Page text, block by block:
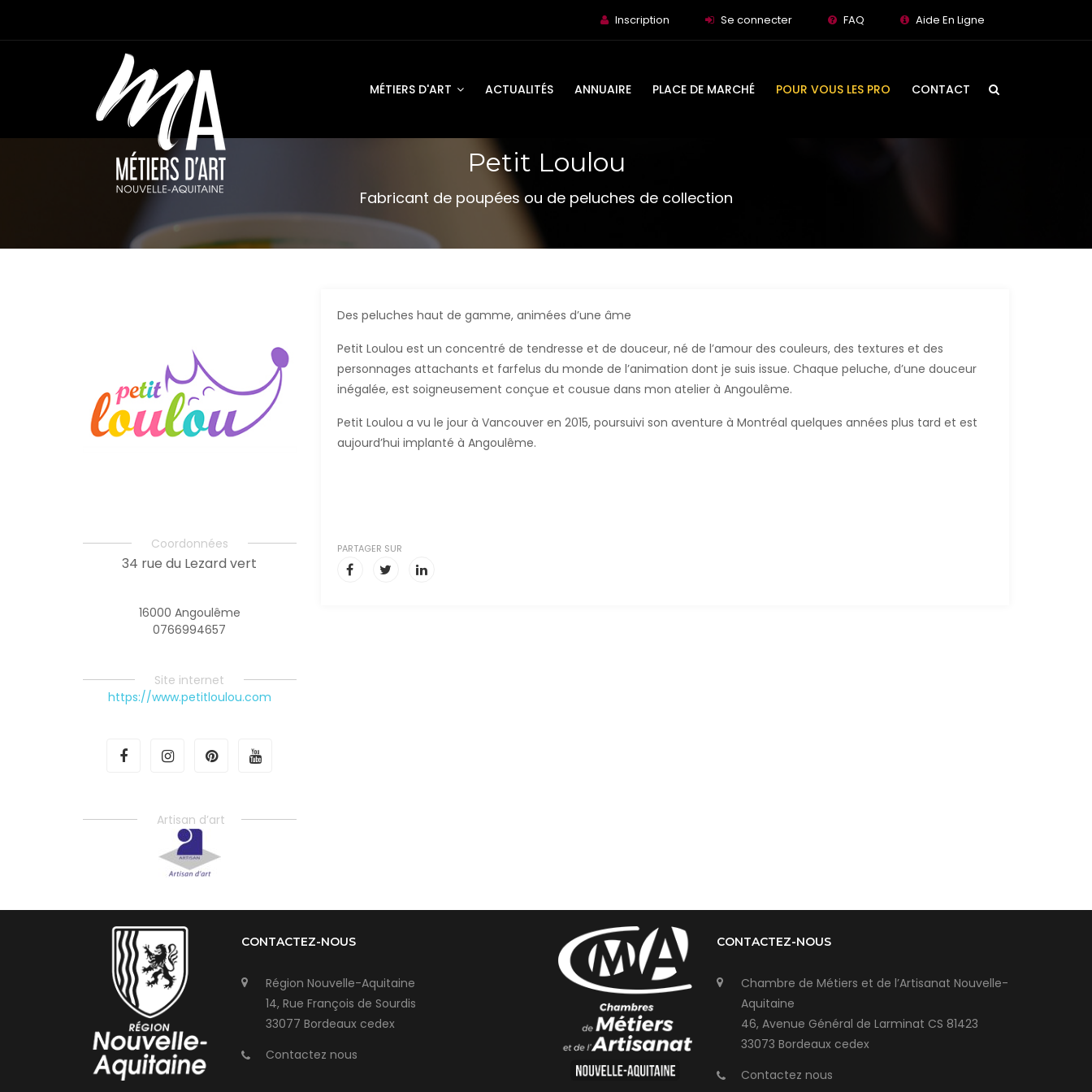
Inscription Se connecter FAQ Aide En Ligne
MÉTIERS D'ART ACTUALITÉS ANNUAIRE PLACE DE MARCHÉ POUR VOUS LES PRO CONTACT
Petit Loulou
Fabricant de poupées ou de peluches de collection
Coordonnées
34 rue du Lezard vert
16000 Angoulême
0766994657
Site internet
https://www.petitloulou.com
Artisan d’art
Des peluches haut de gamme, animées d’une âme
Petit Loulou est un concentré de tendresse et de douceur, né de l’amour des couleurs, des textures et des
personnages attachants et farfelus du monde de l’animation dont je suis issue. Chaque peluche, d’une douceur
inégalée, est soigneusement conçue et cousue dans mon atelier à Angoulême.
Petit Loulou a vu le jour à Vancouver en 2015, poursuivi son aventure à Montréal quelques années plus tard et est
aujourd’hui implanté à Angoulême.
PARTAGER SUR
CONTACTEZ-NOUS
Région Nouvelle-Aquitaine
14, Rue François de Sourdis
33077 Bordeaux cedex
Contactez nous
CONTACTEZ-NOUS
Chambre de Métiers et de l’Artisanat Nouvelle-
Aquitaine
46, Avenue Général de Larminat CS 81423
33073 Bordeaux cedex
Contactez nous